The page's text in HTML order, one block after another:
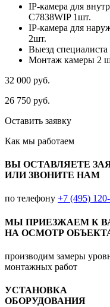
IP-камера для
C7838WIP 1шт.
IP-камера для
2шт.
Выезд специалиста
Монтаж камеры 2
32 000 руб.
26 750 руб.
Оставить заявку
Как мы работаем
ВЫ ОСТАВЛЯЕТЕ
ИЛИ ЗВОНИТЕ НАМ
по телефону +7 (495)
МЫ ПРИЕЗЖАЕМ К
НА ОСМОТР
производим замеры
монтажных работ
УСТАНОВКА
ОБОРУДОВАНИЯ